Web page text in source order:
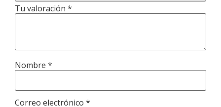
Tu valoración *
Nombre *
Correo electrónico *